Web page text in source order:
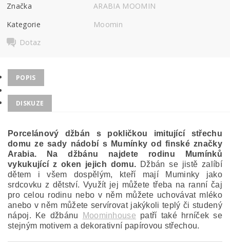
Značka
ARABIA MOOMIN
Kategorie
Moomin
Dotaz
POPIS
DISKUZE
Porcelánový džbán s pokličkou imitující střechu
domu ze sady nádobí s Mumínky od finské značky
Arabia. Na džbánu najdete rodinu Mumínků
vykukující z oken jejich domu. Džbán se jistě zalíbí
dětem i všem dospělým, kteří mají Muminky jako
srdcovku z dětství. Využít jej můžete třeba na ranní čaj
pro celou rodinu nebo v něm můžete uchovávat mléko
anebo v něm můžete servírovat jakýkoli teplý či studený
nápoj. Ke džbánu
Moominhouse patří také hrníček se
stejným motivem a dekorativní papírovou střechou.